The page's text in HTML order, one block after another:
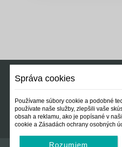
Správa cookies
Používame súbory cookie a podobné
používate naše služby, zlepšili vaše
obsah a reklamu, ako je popísané v
cookie a Zásadách ochrany osobných
Rozumiem